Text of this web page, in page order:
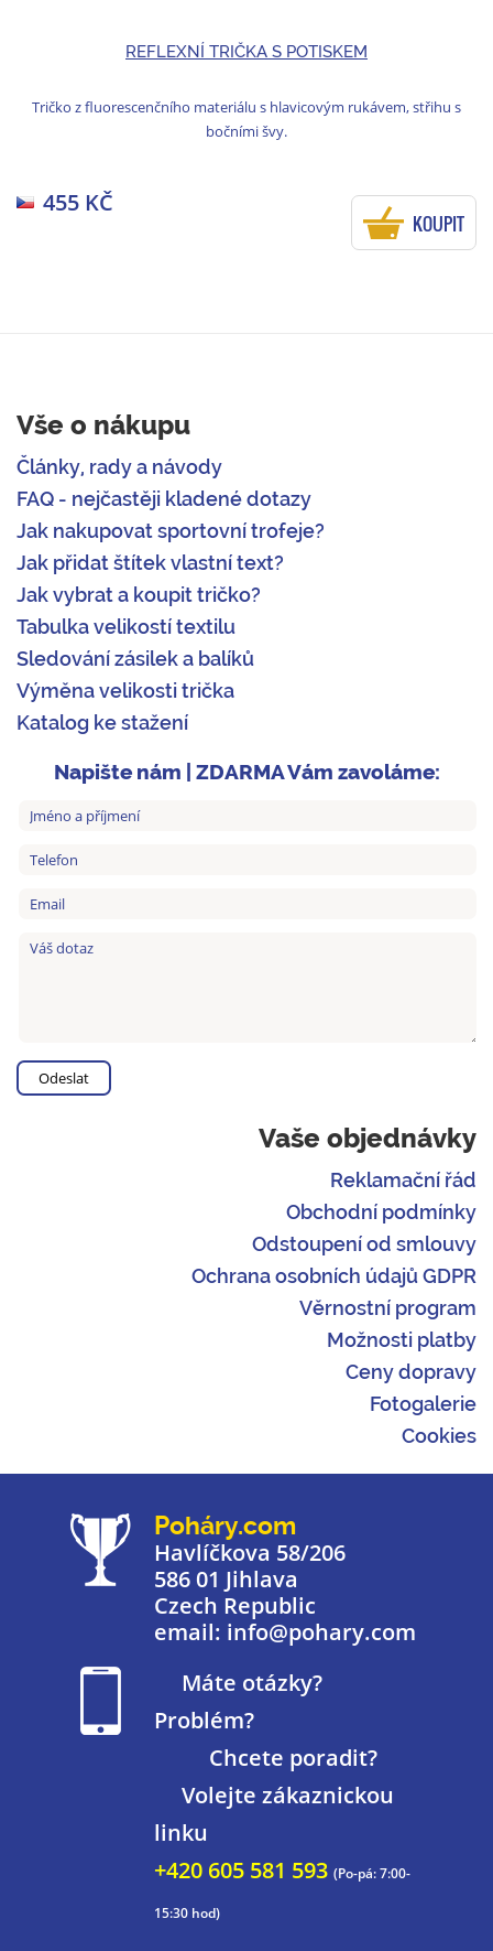
REFLEXNÍ TRIČKA S POTISKEM
Tričko z fluorescenčního materiálu s hlavicovým rukávem, střihu s
bočními švy.
455 KČ
KOUPIT
Vše o nákupu
Články, rady a návody
FAQ - nejčastěji kladené dotazy
Jak nakupovat sportovní trofeje?
Jak přidat štítek vlastní text?
Jak vybrat a koupit tričko?
Tabulka velikostí textilu
Sledování zásilek a balíků
Výměna velikosti trička
Katalog ke stažení
Napište nám | ZDARMA Vám zavoláme:
Vaše objednávky
Reklamační řád
Obchodní podmínky
Odstoupení od smlouvy
Ochrana osobních údajů GDPR
Věrnostní program
Možnosti platby
Ceny dopravy
Fotogalerie
Cookies
Poháry.com
Havlíčkova 58/206
586 01 Jihlava
Czech Republic
email: info@pohary.com
Máte otázky?
Problém?
Chcete poradit?
Volejte zákaznickou
linku
+420 605 581 593 (Po-pá: 7:00-
15:30 hod)